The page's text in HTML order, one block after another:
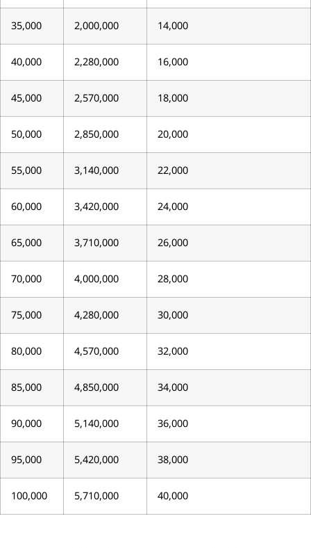
35,000 2,000,000 14,000
40,000 2,280,000 16,000
45,000 2,570,000 18,000
50,000 2,850,000 20,000
55,000 3,140,000 22,000
60,000 3,420,000 24,000
65,000 3,710,000 26,000
70,000 4,000,000 28,000
75,000 4,280,000 30,000
80,000 4,570,000 32,000
85,000 4,850,000 34,000
90,000 5,140,000 36,000
95,000 5,420,000 38,000
100,000 5,710,000 40,000